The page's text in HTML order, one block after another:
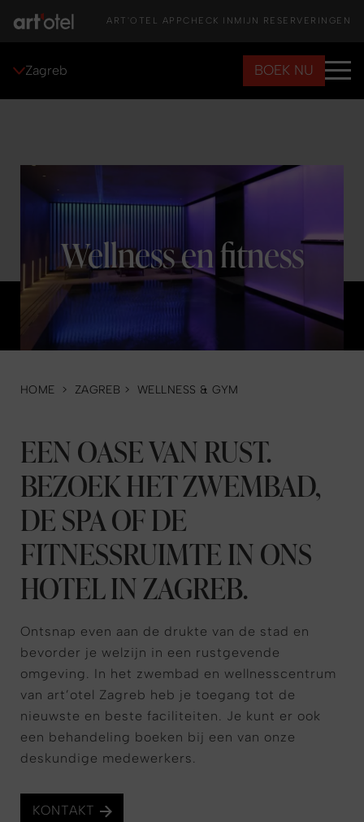
ART'OTEL APPCHECK IN MIJN RESERVERINGEN
Zagreb BOEK NU
Wellness en fitness
HOME > ZAGREB > WELLNESS & GYM
EEN OASE VAN RUST.
BEZOEK HET ZWEMBAD,
DE SPA OF DE
FITNESSRUIMTE IN ONS
HOTEL IN ZAGREB.
Ontsnap even aan de drukte van de stad en
bevorder je welzijn in een rustgevende
omgeving. In het zwembad en wellnesscentrum
van art’otel Zagreb heb je toegang tot de
nieuwste en beste faciliteiten. Je kunt er ook
een behandeling boeken bij een van onze
deskundige medewerkers.
KONTAKT